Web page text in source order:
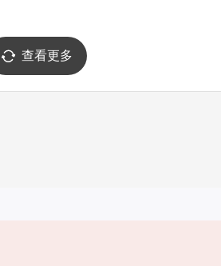
查看更多